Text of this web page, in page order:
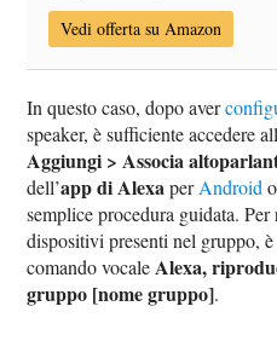
Vedi offerta su Amazon
In questo caso, dopo aver
speaker, è sufficiente accedere
Aggiungi > Associa
dell’app di Alexa perAndroid
semplice procedura guidata.
dispositivi presenti nel gruppo,
comando vocale Alexa,
gruppo [nome gruppo].